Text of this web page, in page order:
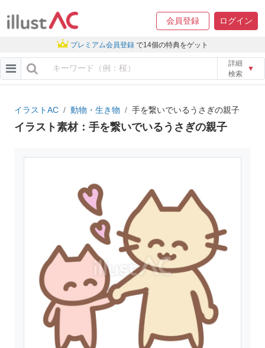
会員登録 ログイン
プレミアム会員登録 で14個の特典をゲット
詳細
検索
▼
イラストAC 動物・生き物 手を繋いでいるうさぎの親子
イラスト素材：手を繋いでいるうさぎの親子